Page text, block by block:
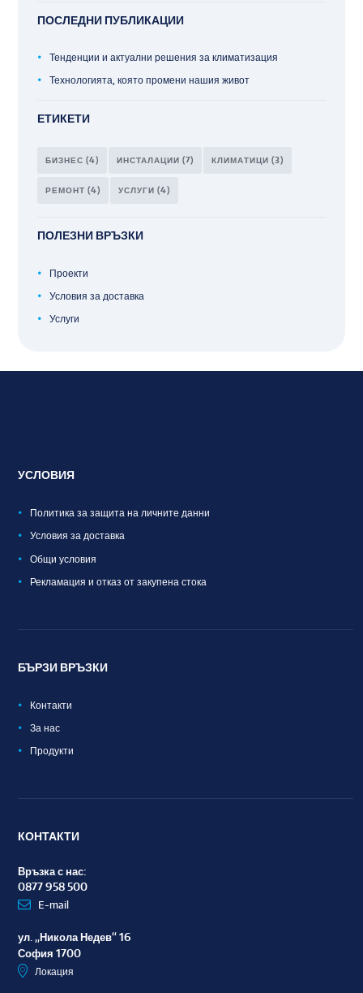
ПОСЛЕДНИ ПУБЛИКАЦИИ
Тенденции и актуални решения за климатизация
Технологията, която промени нашия живот
ЕТИКЕТИ
БИЗНЕС (4) ИНСТАЛАЦИИ (7) КЛИМАТИЦИ (3)
РЕМОНТ (4) УСЛУГИ (4)
ПОЛЕЗНИ ВРЪЗКИ
Проекти
Условия за доставка
Услуги
УСЛОВИЯ
Политика за защита на личните данни
Условия за доставка
Общи условия
Рекламация и отказ от закупена стока
БЪРЗИ ВРЪЗКИ
Контакти
За нас
Продукти
КОНТАКТИ
Връзка с нас:
0877 958 500
E-mail
ул. „Никола Недев“ 16
София 1700
Локация